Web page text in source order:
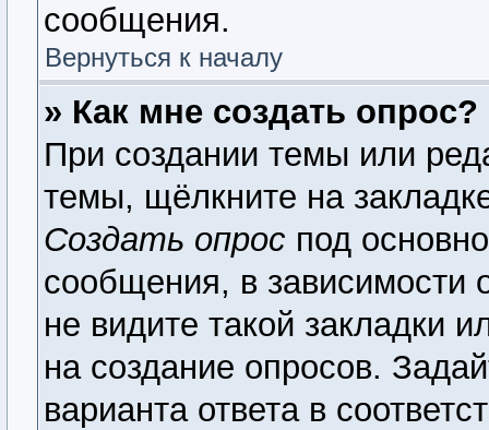
сообщения.
Вернуться к началу
» Как мне создать опрос?
При создании темы или
темы, щёлкните на
Создать опрос под
сообщения, в зависимости
не видите такой закладки
на создание опросов.
варианта ответа в